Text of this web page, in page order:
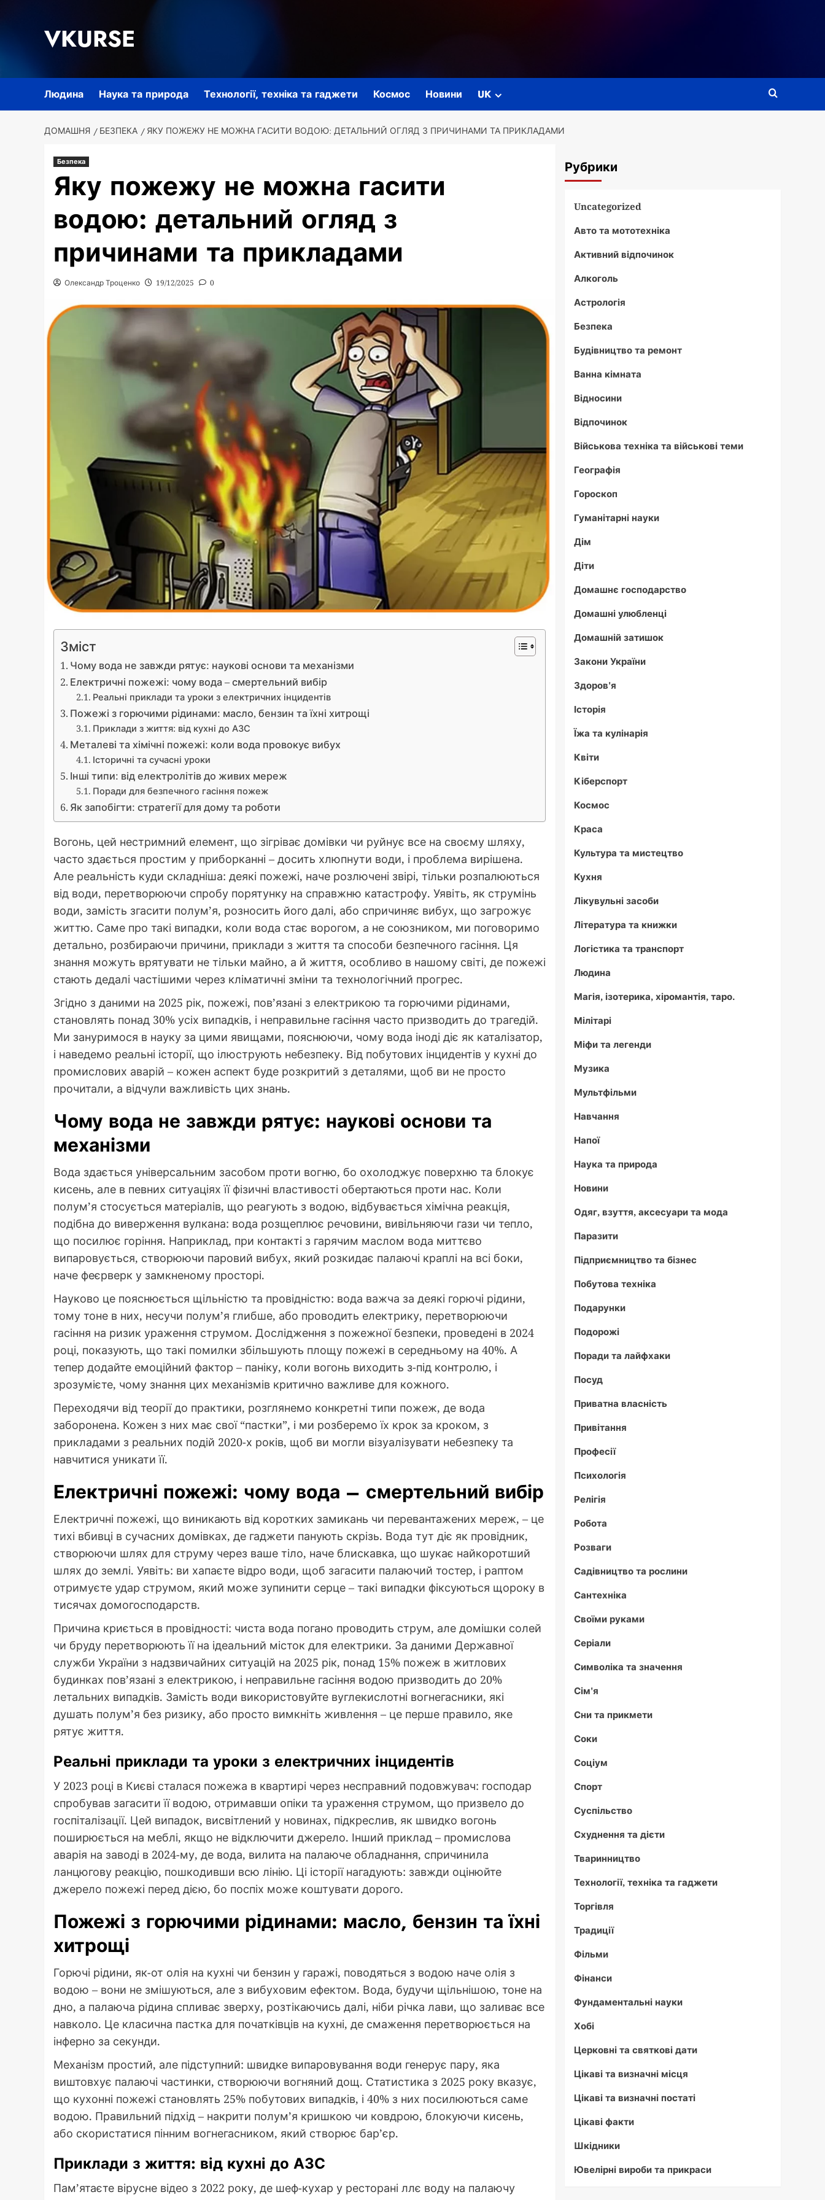
VKURSE
Людина Наука та природа Технології, техніка та гаджети Космос Новини UK
ДОМАШНЯ БЕЗПЕКА ЯКУ ПОЖЕЖУ НЕ МОЖНА ГАСИТИ ВОДОЮ: ДЕТАЛЬНИЙ ОГЛЯД З ПРИЧИНАМИ ТА ПРИКЛАДАМИ
Безпека
Яку пожежу не можна гасити
водою: детальний огляд з
причинами та прикладами
Олександр Троценко 19/12/2025 0
Зміст
Чому вода не завжди рятує: наукові основи та механізми
Електричні пожежі: чому вода – смертельний вибір
Реальні приклади та уроки з електричних інцидентів
Пожежі з горючими рідинами: масло, бензин та їхні хитрощі
Приклади з життя: від кухні до АЗС
Металеві та хімічні пожежі: коли вода провокує вибух
Історичні та сучасні уроки
Інші типи: від електролітів до живих мереж
Поради для безпечного гасіння пожеж
Як запобігти: стратегії для дому та роботи
Вогонь, цей нестримний елемент, що зігріває домівки чи руйнує все на своєму шляху,
часто здається простим у приборканні – досить хлюпнути води, і проблема вирішена.
Але реальність куди складніша: деякі пожежі, наче розлючені звірі, тільки розпалюються
від води, перетворюючи спробу порятунку на справжню катастрофу. Уявіть, як струмінь
води, замість згасити полум’я, розносить його далі, або спричиняє вибух, що загрожує
життю. Саме про такі випадки, коли вода стає ворогом, а не союзником, ми поговоримо
детально, розбираючи причини, приклади з життя та способи безпечного гасіння. Ця
знання можуть врятувати не тільки майно, а й життя, особливо в нашому світі, де пожежі
стають дедалі частішими через кліматичні зміни та технологічний прогрес.
Згідно з даними на 2025 рік, пожежі, пов’язані з електрикою та горючими рідинами,
становлять понад 30% усіх випадків, і неправильне гасіння часто призводить до трагедій.
Ми зануримося в науку за цими явищами, пояснюючи, чому вода іноді діє як каталізатор,
і наведемо реальні історії, що ілюструють небезпеку. Від побутових інцидентів у кухні до
промислових аварій – кожен аспект буде розкритий з деталями, щоб ви не просто
прочитали, а відчули важливість цих знань.
Чому вода не завжди рятує: наукові основи та
механізми
Вода здається універсальним засобом проти вогню, бо охолоджує поверхню та блокує
кисень, але в певних ситуаціях її фізичні властивості обертаються проти нас. Коли
полум’я стосується матеріалів, що реагують з водою, відбувається хімічна реакція,
подібна до виверження вулкана: вода розщеплює речовини, вивільняючи гази чи тепло,
що посилює горіння. Наприклад, при контакті з гарячим маслом вода миттєво
випаровується, створюючи паровий вибух, який розкидає палаючі краплі на всі боки,
наче феєрверк у замкненому просторі.
Науково це пояснюється щільністю та провідністю: вода важча за деякі горючі рідини,
тому тоне в них, несучи полум’я глибше, або проводить електрику, перетворюючи
гасіння на ризик ураження струмом. Дослідження з пожежної безпеки, проведені в 2024
році, показують, що такі помилки збільшують площу пожежі в середньому на 40%. А
тепер додайте емоційний фактор – паніку, коли вогонь виходить з-під контролю, і
зрозумієте, чому знання цих механізмів критично важливе для кожного.
Переходячи від теорії до практики, розглянемо конкретні типи пожеж, де вода
заборонена. Кожен з них має свої “пастки”, і ми розберемо їх крок за кроком, з
прикладами з реальних подій 2020-х років, щоб ви могли візуалізувати небезпеку та
навчитися уникати її.
Електричні пожежі: чому вода – смертельний вибір
Електричні пожежі, що виникають від коротких замикань чи перевантажених мереж, – це
тихі вбивці в сучасних домівках, де гаджети панують скрізь. Вода тут діє як провідник,
створюючи шлях для струму через ваше тіло, наче блискавка, що шукає найкоротший
шлях до землі. Уявіть: ви хапаєте відро води, щоб загасити палаючий тостер, і раптом
отримуєте удар струмом, який може зупинити серце – такі випадки фіксуються щороку в
тисячах домогосподарств.
Причина криється в провідності: чиста вода погано проводить струм, але домішки солей
чи бруду перетворюють її на ідеальний місток для електрики. За даними Державної
служби України з надзвичайних ситуацій на 2025 рік, понад 15% пожеж в житлових
будинках пов’язані з електрикою, і неправильне гасіння водою призводить до 20%
летальних випадків. Замість води використовуйте вуглекислотні вогнегасники, які
душать полум’я без ризику, або просто вимкніть живлення – це перше правило, яке
рятує життя.
Реальні приклади та уроки з електричних інцидентів
У 2023 році в Києві сталася пожежа в квартирі через несправний подовжувач: господар
спробував загасити її водою, отримавши опіки та ураження струмом, що призвело до
госпіталізації. Цей випадок, висвітлений у новинах, підкреслив, як швидко вогонь
поширюється на меблі, якщо не відключити джерело. Інший приклад – промислова
аварія на заводі в 2024-му, де вода, вилита на палаюче обладнання, спричинила
ланцюгову реакцію, пошкодивши всю лінію. Ці історії нагадують: завжди оцінюйте
джерело пожежі перед дією, бо поспіх може коштувати дорого.
Пожежі з горючими рідинами: масло, бензин та їхні
хитрощі
Горючі рідини, як-от олія на кухні чи бензин у гаражі, поводяться з водою наче олія з
водою – вони не змішуються, але з вибуховим ефектом. Вода, будучи щільнішою, тоне на
дно, а палаюча рідина спливає зверху, розтікаючись далі, ніби річка лави, що заливає все
навколо. Це класична пастка для початківців на кухні, де смаження перетворюється на
інферно за секунди.
Механізм простий, але підступний: швидке випаровування води генерує пару, яка
виштовхує палаючі частинки, створюючи вогняний дощ. Статистика з 2025 року вказує,
що кухонні пожежі становлять 25% побутових випадків, і 40% з них посилюються саме
водою. Правильний підхід – накрити полум’я кришкою чи ковдрою, блокуючи кисень,
або скористатися пінним вогнегасником, який створює бар’єр.
Приклади з життя: від кухні до АЗС
Пам’ятаєте вірусне відео з 2022 року, де шеф-кухар у ресторані ллє воду на палаючу
Рубрики
Uncategorized
Авто та мототехніка
Активний відпочинок
Алкоголь
Астрологія
Безпека
Будівництво та ремонт
Ванна кімната
Відносини
Відпочинок
Військова техніка та військові теми
Географія
Гороскоп
Гуманітарні науки
Дім
Діти
Домашнє господарство
Домашні улюбленці
Домашній затишок
Закони України
Здоров'я
Історія
Їжа та кулінарія
Квіти
Кіберспорт
Космос
Краса
Культура та мистецтво
Кухня
Лікувульні засоби
Література та книжки
Логістика та транспорт
Людина
Магія, ізотерика, хіромантія, таро.
Мілітарі
Міфи та легенди
Музика
Мультфільми
Навчання
Напої
Наука та природа
Новини
Одяг, взуття, аксесуари та мода
Паразити
Підприємництво та бізнес
Побутова техніка
Подарунки
Подорожі
Поради та лайфхаки
Посуд
Приватна власність
Привітання
Професії
Психологія
Релігія
Робота
Розваги
Садівництво та рослини
Сантехніка
Своїми руками
Серіали
Символіка та значення
Сім'я
Сни та прикмети
Соки
Соціум
Спорт
Суспільство
Схуднення та дієти
Тваринництво
Технології, техніка та гаджети
Торгівля
Традиції
Фільми
Фінанси
Фундаментальні науки
Хобі
Церковні та святкові дати
Цікаві та визначні місця
Цікаві та визначні постаті
Цікаві факти
Шкідники
Ювелірні вироби та прикраси